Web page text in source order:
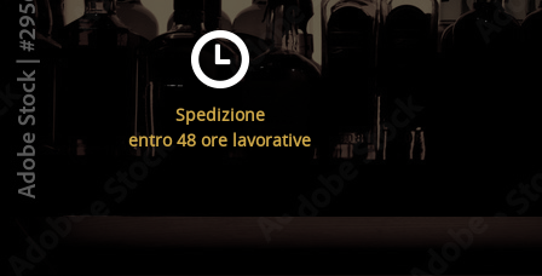
Spedizione
entro 48 ore lavorative